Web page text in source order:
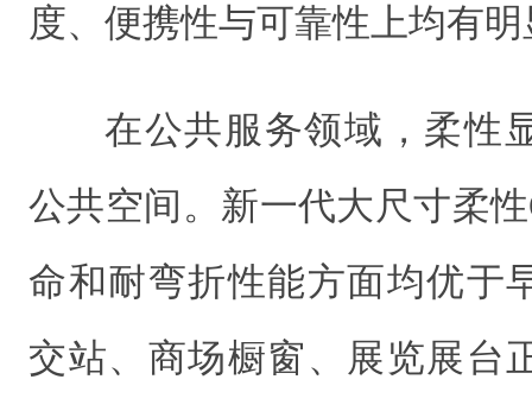
度、便携性与可靠性上均有
在公共服务领域，柔性
公共空间。新一代大尺寸柔
命和耐弯折性能方面均优于
交站、商场橱窗、展览展台